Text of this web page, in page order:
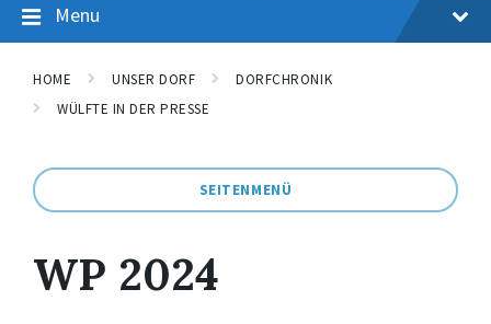
Menu
HOME UNSER DORF
DORFCHRONIK
WÜLFTE IN DER PRESSE
SEITENMENÜ
WP 2024